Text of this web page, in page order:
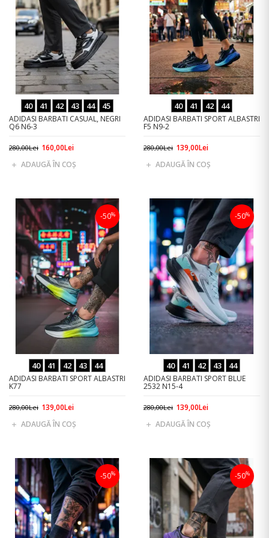
40 41 42 43 44 45
ADIDASI BARBATI CASUAL, NEGRI
Q6 N6-3
280,00Lei 160,00Lei
ADAUGĂ ÎN COŞ
40 41 42 44
ADIDASI BARBATI SPORT ALBASTRI
F5 N9-2
280,00Lei 139,00Lei
ADAUGĂ ÎN COŞ
-50%
40 41 42 43 44
ADIDASI BARBATI SPORT ALBASTRI
K77
280,00Lei 139,00Lei
ADAUGĂ ÎN COŞ
-50%
40 41 42 43 44
ADIDASI BARBATI SPORT BLUE
2532 N15-4
280,00Lei 139,00Lei
ADAUGĂ ÎN COŞ
-50% -50%